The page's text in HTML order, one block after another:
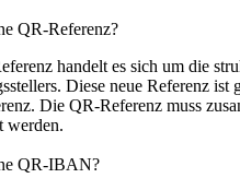
QR-Referenz?
handelt es sich um die
Diese neue Referenz ist
Die QR-Referenz muss
werden.
QR-IBAN?